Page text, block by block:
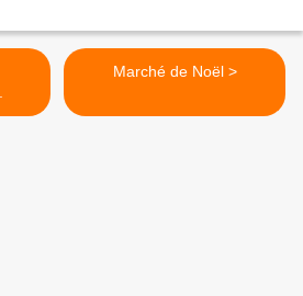
Marché de Noël >